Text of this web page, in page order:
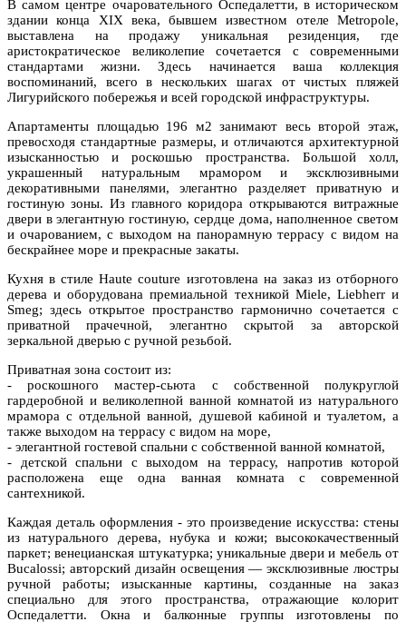
В самом центре очаровательного Оспедалетти, в историческом
здании конца XIX века, бывшем известном отеле Metropole,
выставлена на продажу уникальная резиденция, где
аристократическое великолепие сочетается с современными
стандартами жизни. Здесь начинается ваша коллекция
воспоминаний, всего в нескольких шагах от чистых пляжей
Лигурийского побережья и всей городской инфраструктуры.
Апартаменты площадью 196 м2 занимают весь второй этаж,
превосходя стандартные размеры, и отличаются архитектурной
изысканностью и роскошью пространства. Большой холл,
украшенный натуральным мрамором и эксклюзивными
декоративными панелями, элегантно разделяет приватную и
гостиную зоны. Из главного коридора открываются витражные
двери в элегантную гостиную, сердце дома, наполненное светом
и очарованием, с выходом на панорамную террасу с видом на
бескрайнее море и прекрасные закаты.
Кухня в стиле Haute couture изготовлена на заказ из отборного
дерева и оборудована премиальной техникой Miele, Liebherr и
Smeg; здесь открытое пространство гармонично сочетается с
приватной прачечной, элегантно скрытой за авторской
зеркальной дверью с ручной резьбой.
Приватная зона состоит из:
- роскошного мастер-сьюта с собственной полукруглой
гардеробной и великолепной ванной комнатой из натурального
мрамора с отдельной ванной, душевой кабиной и туалетом, а
также выходом на террасу с видом на море,
- элегантной гостевой спальни с собственной ванной комнатой,
- детской спальни с выходом на террасу, напротив которой
расположена еще одна ванная комната с современной
сантехникой.
Каждая деталь оформления - это произведение искусства: стены
из натурального дерева, нубука и кожи; высококачественный
паркет; венецианская штукатурка; уникальные двери и мебель от
Bucalossi; авторский дизайн освещения — эксклюзивные люстры
ручной работы; изысканные картины, созданные на заказ
специально для этого пространства, отражающие колорит
Оспедалетти. Окна и балконные группы изготовлены по